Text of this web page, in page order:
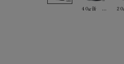
40g缶 ￥2,376